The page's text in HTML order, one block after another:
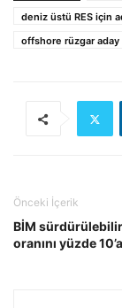
deniz üstü RES için
offshore rüzgar aday
Önceki İçerik
BİM
oranını yüzde